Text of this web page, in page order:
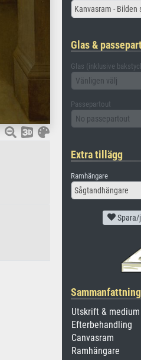
Kanvasram - Bilden
Glas &
Glas (inklusive
Vänligen välj
Passepartout
No passepartout
Extra tillägg
Ramhängare
Sågtandhängare
Sammanfattning
Utskrift & medium
Efterbehandling
Canvasram
Ramhängare